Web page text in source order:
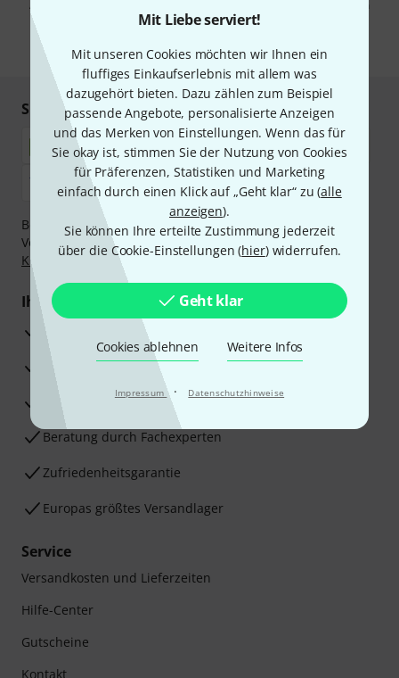
Mit Liebe serviert!
Mit unseren Cookies möchten wir Ihnen ein
fluffiges Einkaufserlebnis mit allem was
dazugehört bieten. Dazu zählen zum Beispiel
passende Angebote, personalisierte Anzeigen
und das Merken von Einstellungen. Wenn das für
Sie okay ist, stimmen Sie der Nutzung von Cookies
für Präferenzen, Statistiken und Marketing
einfach durch einen Klick auf „Geht klar“ zu (alle
anzeigen).
Sie können Ihre erteilte Zustimmung jederzeit
über die Cookie-Einstellungen (hier) widerrufen.
Geht klar
Cookies ablehnen Weitere Infos
Impressum · Datenschutzhinweise
Abmeldung ist jederzeit möglich. Weitere Informationen finden Sie in
unseren Datenschutzhinweisen
* Pflichtfeld
Sicher einkaufen & bezahlen
Bezahlen Sie vertraulich und sicher per Nachnahme,
Vorkasse, PayPal, Amazon Pay,
Klarna Sofort bezahlen
Klarna Ratenzahlungoder Kreditkarte.
Ihre Vorteile
3 Jahre Thomann Garantie
30 Tage Money-Back-Garantie
Reparaturservice
Beratung durch Fachexperten
Zufriedenheitsgarantie
Europas größtes Versandlager
Service
Versandkosten und Lieferzeiten
Hilfe-Center
Gutscheine
Kontakt